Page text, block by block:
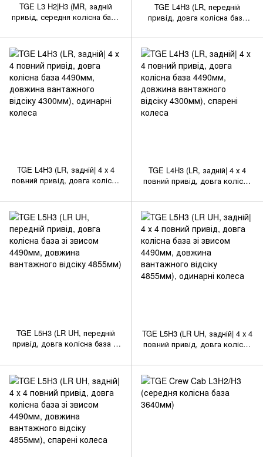
TGE L3 H2|H3 (MR, задній
привід, середня колісна база
відсіку 3450мм), спарені
колеса
TGE L4H3 (LR, передній
привід, довга колісна база
відсіку 4300мм)
TGE L4H3 (LR, задній| 4 х 4
повний привід, довга колісна
вантажного відсіку 4300мм),
одинарні колеса
TGE L4H3 (LR, задній| 4 х 4
повний привід, довга колісна
вантажного відсіку 4300мм),
спарені колеса
TGE L5Н3 (LR UH, передній
привід, довга колісна база зі
вантажного відсіку 4855мм)
TGE L5H3 (LR UH, задній| 4 х 4
повний привід, довга колісна
довжина вантажного відсіку
4855мм), одинарні колеса